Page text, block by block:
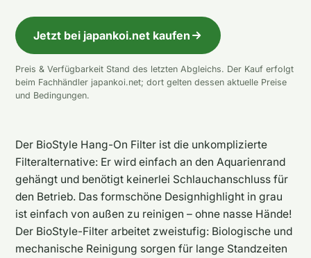
Jetzt bei japankoi.net kaufen
Preis & Verfügbarkeit Stand des letzten Abgleichs. Der Kauf erfolgt
beim Fachhändler japankoi.net; dort gelten dessen aktuelle Preise
und Bedingungen.
Der BioStyle Hang-On Filter ist die unkomplizierte
Filteralternative: Er wird einfach an den Aquarienrand
gehängt und benötigt keinerlei Schlauchanschluss für
den Betrieb. Das formschöne Designhighlight in grau
ist einfach von außen zu reinigen – ohne nasse Hände!
Der BioStyle-Filter arbeitet zweistufig: Biologische und
mechanische Reinigung sorgen für lange Standzeiten